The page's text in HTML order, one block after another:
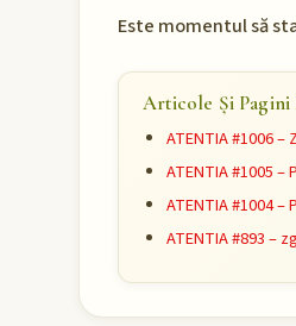
Este momentul să
Articole Și
ATENTIA #1006
ATENTIA #1005
ATENTIA #1004
ATENTIA #893 –